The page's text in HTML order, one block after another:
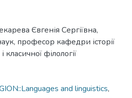
Євгенія Сергіївна,
професор кафедри історії
класичної філології
and linguistics,